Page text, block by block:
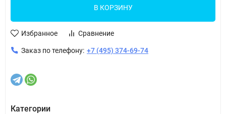
В КОРЗИНУ
Избранное Сравнение
Заказ по телефону: +7 (495) 374-69-74
Категории